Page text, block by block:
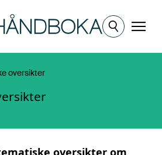
Meny
oversikter
oversikter om